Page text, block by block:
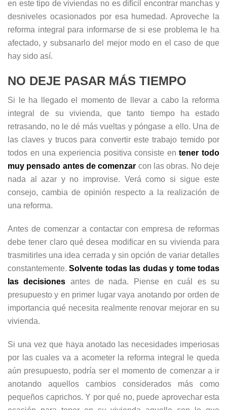
en este tipo de viviendas no es difícil encontrar manchas y
desniveles ocasionados por esa humedad. Aproveche la
reforma integral para informarse de si ese problema le ha
afectado, y subsanarlo del mejor modo en el caso de que
hay sido así.
NO DEJE PASAR MÁS TIEMPO
Si le ha llegado el momento de llevar a cabo la reforma
integral de su vivienda, que tanto tiempo ha estado
retrasando, no le dé más vueltas y póngase a ello. Una de
las claves y trucos para convertir este trabajo temido por
todos en una experiencia positiva consiste entener todo
muy pensado antes de comenzar con las obras. No deje
nada al azar y no improvise. Verá como si sigue este
consejo, cambia de opinión respecto a la realización de
una reforma.
Antes de comenzar a contactar con empresa de reformas
debe tener claro qué desea modificar en su vivienda para
trasmitirles una idea cerrada y sin opción de variar detalles
constantemente.Solvente todas las dudas y tome todas
las decisiones antes de nada. Piense en cuál es su
presupuesto y en primer lugar vaya anotando por orden de
importancia qué necesita realmente renovar mejorar en su
vivienda.
Si una vez que haya anotado las necesidades imperiosas
por las cuales va a acometer la reforma integral le queda
aún presupuesto, podría ser el momento de comenzar a ir
anotando aquellos cambios considerados más como
pequeños caprichos. Y por qué no, puede aprovechar esta